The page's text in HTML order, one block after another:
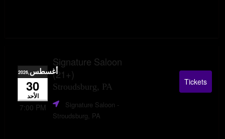
Signature Saloon
(21+)
Stroudsburg, PA
أغسطس,2026
30
الأحد
7:00 PM Signature Saloon -
Stroudsburg, PA
Tickets